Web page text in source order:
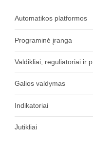
Automatikos platformos
Programinė įranga
Valdikliai, reguliatoriai ir
Galios valdymas
Indikatoriai
Jutikliai